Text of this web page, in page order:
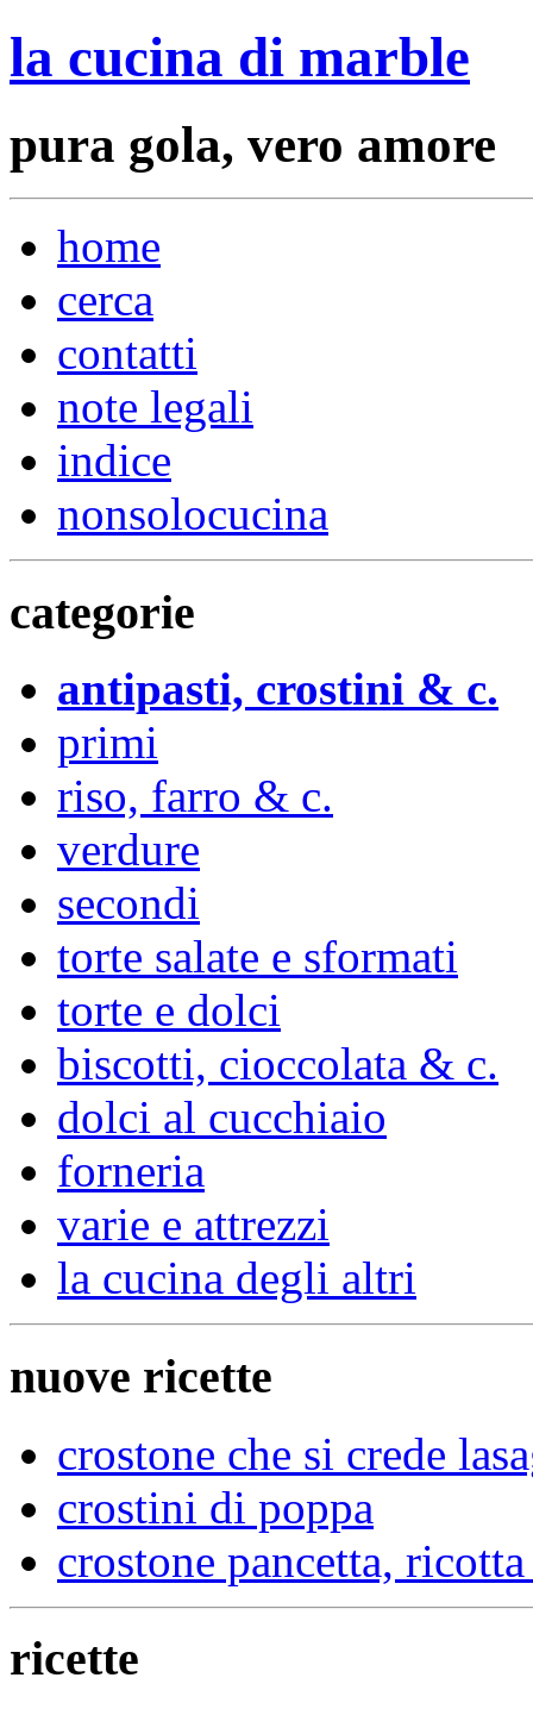
la cucina di marble
pura gola, vero amore
home
cerca
contatti
note legali
indice
nonsolocucina
categorie
antipasti, crostini & c.
primi
riso, farro & c.
verdure
secondi
torte salate e sformati
torte e dolci
biscotti, cioccolata & c.
dolci al cucchiaio
forneria
varie e attrezzi
la cucina degli altri
nuove ricette
crostone che si crede
crostini di poppa
crostone pancetta,
ricette